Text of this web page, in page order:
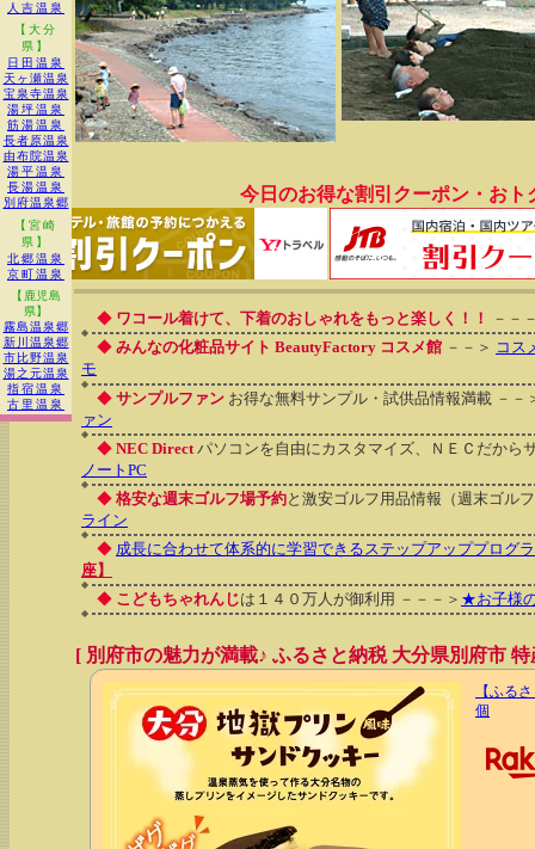
人吉温泉
【大分
県】
日田温泉
天ヶ瀬温泉
宝泉寺温泉
湯坪温泉
筋湯温泉
長者原温泉
由布院温泉
湯平温泉
長湯温泉
別府温泉郷
【宮崎
県】
北郷温泉
京町温泉
【鹿児島
県】
霧島温泉郷
新川温泉郷
市比野温泉
湯之元温泉
指宿温泉
古里温泉
今日のお得な割引クーポン・おト
◆ ワコール着けて、下着のおしゃれをもっと楽しく！！
－－
◆ みんなの化粧品サイト BeautyFactory コスメ館 －－＞ コス
モ
◆ サンプルファン お得な無料サンプル・試供品情報満載 －－
ァン
◆ NEC Directパソコンを自由にカスタマイズ、ＮＥＣだから
ノートPC
◆ 格安な週末ゴルフ場予約と激安ゴルフ用品情報（週末ゴル
ライン
◆ 成長に合わせて体系的に学習できるステップアッププログ
座】
◆ こどもちゃれんじは１４０万人が御利用 －－－＞ ★お子様
[ 別府市の魅力が満載♪ ふるさと納税 大分県別府市
【ふる
個